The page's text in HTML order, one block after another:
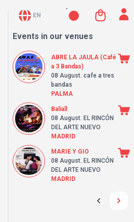
EN
Events in our venues
ABRE LA JAULA (Café
a 3 Bandas)
08 August. cafe a tres
bandas
PALMA
Baliall
08 August. EL RINCÓN
DEL ARTE NUEVO
MADRID
MARIE Y GIO
08 August. EL RINCÓN
DEL ARTE NUEVO
MADRID